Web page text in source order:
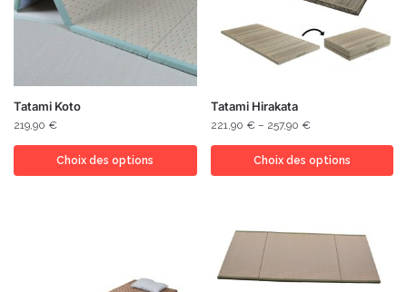
Tatami Koto
219,90 €
Choix des options
Tatami Hirakata
221,90 € – 257,90 €
Choix des options